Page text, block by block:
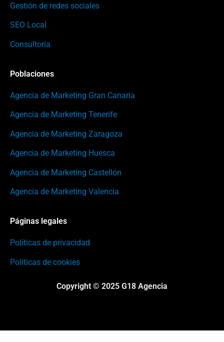
Gestión de redes sociales
SEO Local
Consultoría
Poblaciones
Agencia de Marketing Gran Canaria
Agencia de Marketing Tenerife
Agencia de Marketing Zaragoza
Agencia de Marketing Huesca
Agencia de Marketing Castellón
Agencia de Marketing Valencia
Páginas legales
Políticas de privacidad
Políticas de cookies
Copyright © 2025 G18 Agencia